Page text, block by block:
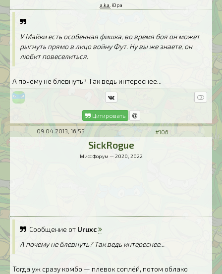
a.k.a. Юра
У Майки есть особенная фишка, во время боя он может
рыгнуть прямо в лицо войну Фут. Ну вы же знаете, он
любит повеселиться.
А почему не блевнуть? Так ведь интереснее...
Цитировать
09.04.2013, 16:55 #106
SickRogue
Мисс Форум — 2020, 2022
Сообщение от Uruxc
А почему не блевнуть? Так ведь интереснее...
Тогда уж сразу комбо — плевок соплёй, потом облако